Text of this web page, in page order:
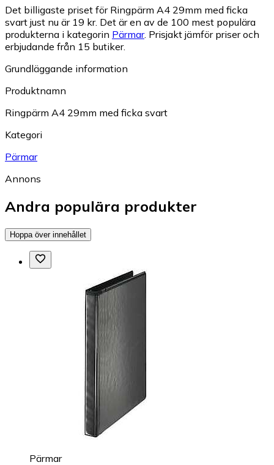
Det billigaste priset för Ringpärm A4 29mm med ficka
svart just nu är 19 kr. Det är en av de 100 mest populära
produkterna i kategorin Pärmar. Prisjakt jämför priser och
erbjudande från 15 butiker.
Grundläggande information
Produktnamn
Ringpärm A4 29mm med ficka svart
Kategori
Pärmar
Annons
Andra populära produkter
Hoppa över innehållet
Pärmar